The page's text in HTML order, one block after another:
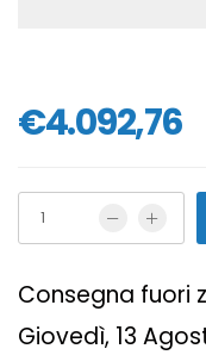
€4.092,76
Consegna fuori
Giovedì, 13